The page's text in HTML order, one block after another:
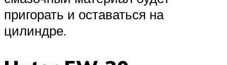
пригорать и оставаться на
цилиндре.